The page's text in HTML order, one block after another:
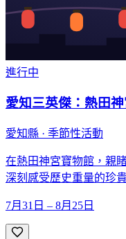
進行中
愛知三英傑：熱田
愛知縣 · 季節性活動
在熱田神宮寶物館，親
深刻感受歷史重量的珍
7月31日 – 8月25日